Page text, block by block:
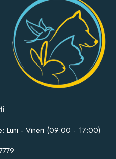
Luni - Vineri (09:00 - 17:00)